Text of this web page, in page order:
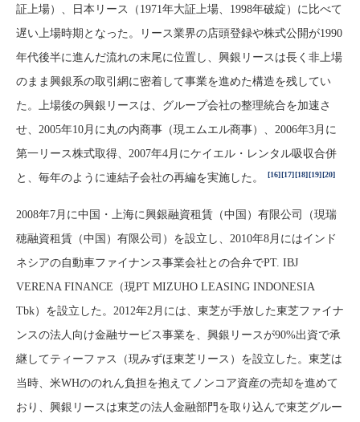
証上場）、日本リース（1971年大証上場、1998年破綻）に比べて
遅い上場時期となった。リース業界の店頭登録や株式公開が1990
年代後半に進んだ流れの末尾に位置し、興銀リースは長く非上場
のまま興銀系の取引網に密着して事業を進めた構造を残してい
た。上場後の興銀リースは、グループ会社の整理統合を加速さ
せ、2005年10月に丸の内商事（現エムエル商事）、2006年3月に
第一リース株式取得、2007年4月にケイエル・レンタル吸収合併
と、毎年のように連結子会社の再編を実施した。
[16][17][18][19][20]
2008年7月に中国・上海に興銀融資租賃（中国）有限公司（現瑞
穂融資租賃（中国）有限公司）を設立し、2010年8月にはインド
ネシアの自動車ファイナンス事業会社との合弁でPT. IBJ
VERENA FINANCE（現PT MIZUHO LEASING INDONESIA
Tbk）を設立した。2012年2月には、東芝が手放した東芝ファイナ
ンスの法人向け金融サービス事業を、興銀リースが90%出資で承
継してティーファス（現みずほ東芝リース）を設立した。東芝は
当時、米WHののれん負担を抱えてノンコア資産の売却を進めて
おり、興銀リースは東芝の法人金融部門を取り込んで東芝グルー